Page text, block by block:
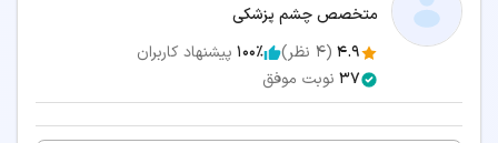
متخصص چشم پزشکی
4.9
(
4 نظر) 100٪ پیشنهاد کاربران
37 نوبت موفق